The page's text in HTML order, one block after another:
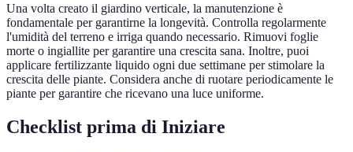
Una volta creato il giardino verticale, la manutenzione è
fondamentale per garantirne la longevità. Controlla regolarmente
l'umidità del terreno e irriga quando necessario. Rimuovi foglie
morte o ingiallite per garantire una crescita sana. Inoltre, puoi
applicare fertilizzante liquido ogni due settimane per stimolare la
crescita delle piante. Considera anche di ruotare periodicamente le
piante per garantire che ricevano una luce uniforme.
Checklist prima di Iniziare